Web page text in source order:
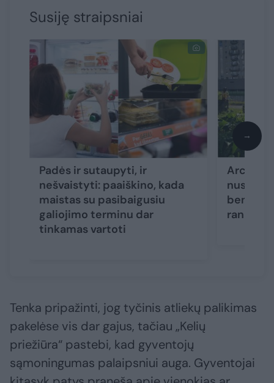
Susiję straipsniai
Padės ir sutaupyti, ir
nešvaistyti: paaiškino, kada
maistas su pasibaigusiu
galiojimo terminu dar
tinkamas vartoti
→
Tenka pripažinti, jog tyčinis atliekų palikimas
pakelėse vis dar gajus, tačiau „Kelių
priežiūra“ pastebi, kad gyventojų
sąmoningumas palaipsniui auga. Gyventojai